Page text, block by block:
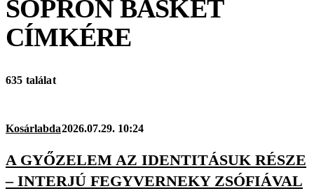
SOPRON BASKET
CÍMKÉRE
635 találat
Kosárlabda2026.07.29. 10:24
A GYŐZELEM AZ IDENTITÁSUK RÉSZE
– INTERJÚ FEGYVERNEKY ZSÓFIÁVAL